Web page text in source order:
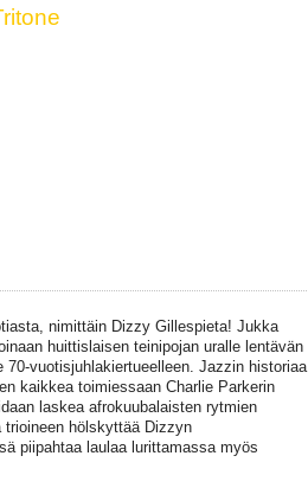
nimittäin Dizzy Gillespieta! Jukka
huittislaisen teinipojan uralle lentävän
vuotisjuhlakiertueelleen. Jazzin historiaa
kaikkea toimiessaan Charlie Parkerin
laskea afrokuubalaisten rytmien
hölskyttää Dizzyn
piipahtaa laulaa lurittamassa myös